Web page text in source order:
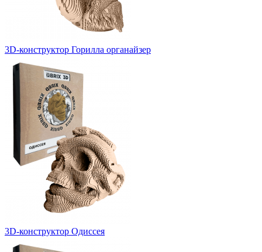
3D-конструктор Горилла органайзер
3D-конструктор Одиссея